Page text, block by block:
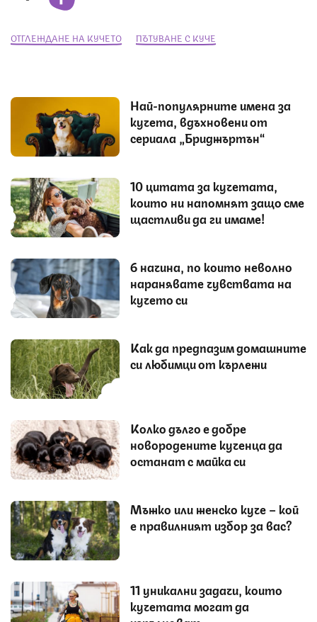
ОТГЛЕЖДАНЕ НА КУЧЕТО ПЪТУВАНЕ С КУЧЕ
Най-популярните имена за
кучета, вдъхновени от
сериала „Бриджъртън“
10 цитата за кучетата,
които ни напомнят защо сме
щастливи да ги имаме!
6 начина, по които неволно
наранявате чувствата на
кучето си
Как да предпазим домашните
си любимци от кърлежи
Колко дълго е добре
новородените кученца да
останат с майка си
Мъжко или женско куче – кой
е правилният избор за вас?
11 уникални задачи, които
кучетата могат да